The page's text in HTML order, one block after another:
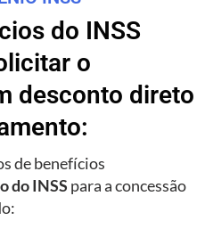
do INSS
o
desconto direto
de benefícios
do INSS para a concessão